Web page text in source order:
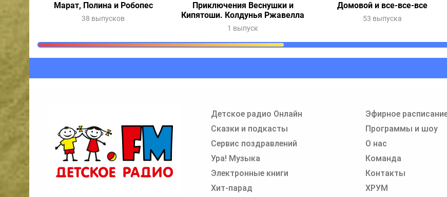
Очередь прослушивания
Добавьте в очередь прослушивания другие записи программ или сказок
Марат, Полина и Робопес
38 выпусков
Приключения Веснушки и
Кипятоши. Колдунья Ржавелла
1 выпуск
Домовой и все-все-все
53 выпуска
Детское радио Онлайн
Сказки и подкасты
Сервис поздравлений
Ура! Музыка
Электронные книги
Хит-парад
Эфирное
Программы и шоу
О нас
Команда
Контакты
ХРУМ